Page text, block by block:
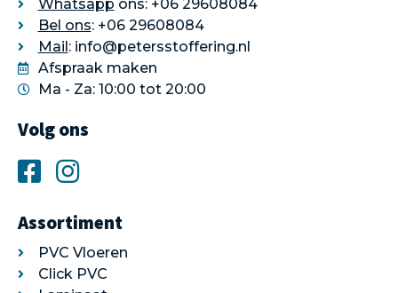
Whatsapp ons: +06 29608084
Bel ons: +06 29608084
Mail: info@petersstoffering.nl
Afspraak maken
Ma - Za: 10:00 tot 20:00
Volg ons
Assortiment
PVC Vloeren
Click PVC